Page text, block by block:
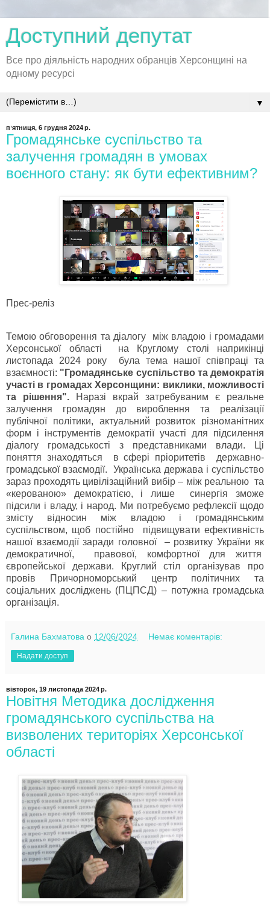
Доступний депутат
Все про діяльність народних обранців Херсонщині на
одному ресурсі
▼
пʼятниця, 6 грудня 2024 р.
Громадянське суспільство та
залучення громадян в умовах
воєнного стану: як бути ефективним?
Прес-реліз
Темою обговорення та діалогу між владою і громадами
Херсонської області на Круглому столі наприкінці
листопада 2024 року була тема нашої співпраці та
взаємності: "Громадянське суспільство та демократія
участі в громадах Херсонщини: виклики, можливості
та рішення". Наразі вкрай затребуваним є реальне
залучення громадян до вироблення та реалізації
публічної політики, актуальний розвиток різноманітних
форм і інструментів демократії участі для підсилення
діалогу громадськості з представниками влади. Ці
поняття знаходяться в сфері пріоритетів державно-
громадської взаємодії. Українська держава і суспільство
зараз проходять цивілізаційний вибір – між реальною та
«керованою» демократією, і лише синергія зможе
підсили і владу, і народ. Ми потребуємо рефлексії щодо
змісту відносин між владою і громадянським
суспільством, щоб постійно підвищувати ефективність
нашої взаємодії заради головної – розвитку України як
демократичної, правової, комфортної для життя
європейської держави. Круглий стіл організував про
провів Причорноморський центр політичних та
соціальних досліджень (ПЦПСД) – потужна громадська
організація.
Галина Бахматова о 12/06/2024 Немає коментарів:
Надати доступ
вівторок, 19 листопада 2024 р.
Новітня Методика дослідження
громадянського суспільства на
визволених територіях Херсонської
області